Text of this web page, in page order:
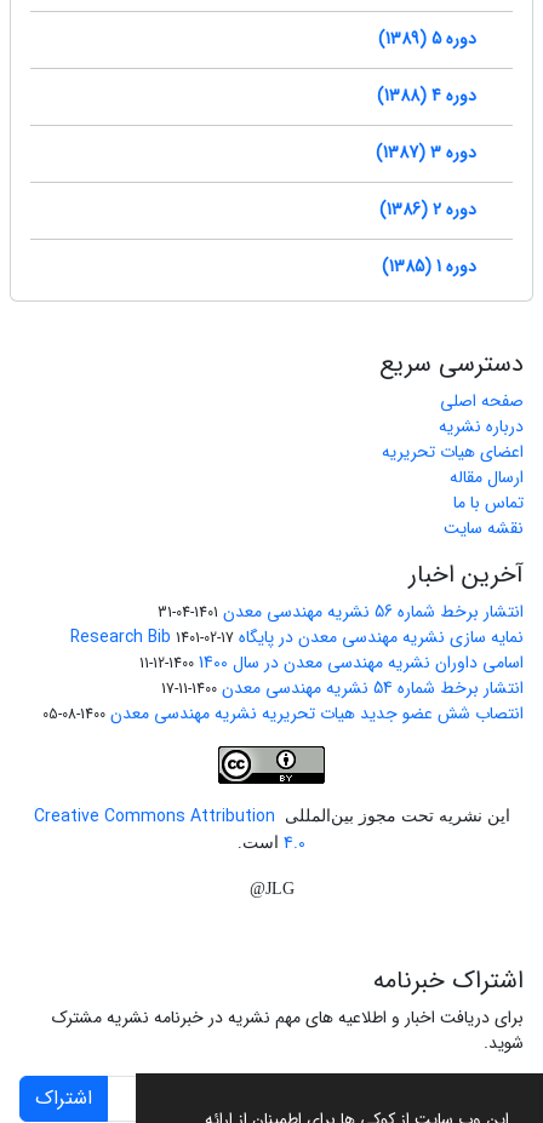
دوره 5 (1389)
دوره 4 (1388)
دوره 3 (1387)
دوره 2 (1386)
دوره 1 (1385)
دسترسی سریع
صفحه اصلی
درباره نشریه
اعضای هیات تحریریه
ارسال مقاله
تماس با ما
نقشه سایت
آخرین اخبار
انتشار برخط شماره 56 نشریه مهندسی معدن 1401-04-31
نمایه سازی نشریه مهندسی معدن در پایگاه Research Bib 1401-02-17
اسامی داوران نشریه مهندسی معدن در سال 1400 1400-12-11
انتشار برخط شماره 54 نشریه مهندسی معدن 1400-11-17
انتصاب شش عضو جدید هیات تحریریه نشریه مهندسی معدن 1400-08-05
این نشریه تحت مجوز بین‌المللی
Creative Commons Attribution
4.0 است.
JLG@
اشتراک خبرنامه
برای دریافت اخبار و اطلاعیه های مهم نشریه در خبرنامه نشریه مشترک
شوید.
اشتراک